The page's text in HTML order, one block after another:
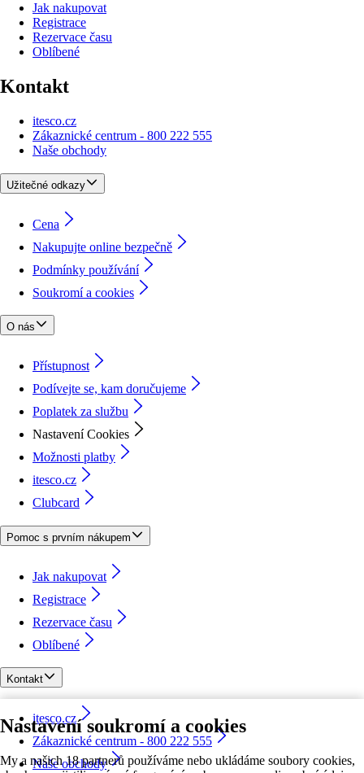
Nastavení soukromí a cookies
My a našich 18 partnerů používáme nebo ukládáme soubory cookies,
Jak nakupovat
Registrace
Rezervace času
Oblíbené
Kontakt
itesco.cz
Zákaznické centrum - 800 222 555
Naše obchody
Užitečné odkazy
Cena
Nakupujte online bezpečně
Podmínky používání
Soukromí a cookies
O nás
Přístupnost
Podívejte se, kam doručujeme
Poplatek za službu
Nastavení Cookies
Možnosti platby
itesco.cz
Clubcard
Pomoc s prvním nákupem
Jak nakupovat
Registrace
Rezervace času
Oblíbené
Kontakt
itesco.cz
Zákaznické centrum - 800 222 555
Naše obchody